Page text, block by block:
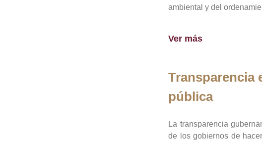
ambiental y del
Ver más
Transparencia
pública
La transparencia
de los gobiernos de